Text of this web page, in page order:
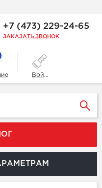
+7 (473) 229-24-65
ЗАКАЗАТЬ ЗВОНОК
Войти